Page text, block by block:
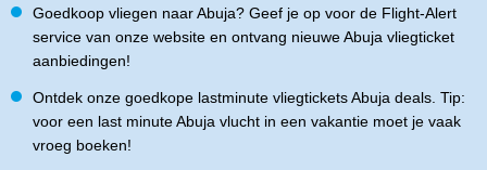
Goedkoop vliegen naar Abuja? Geef je op voor de Flight-Alert
service van onze website en ontvang nieuwe Abuja vliegticket
aanbiedingen!
Ontdek onze goedkope lastminute vliegtickets Abuja deals. Tip:
voor een last minute Abuja vlucht in een vakantie moet je vaak
vroeg boeken!